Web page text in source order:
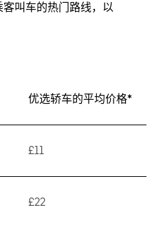
叫车的热门路线，以
优选轿车的平均价格*
£11
£22